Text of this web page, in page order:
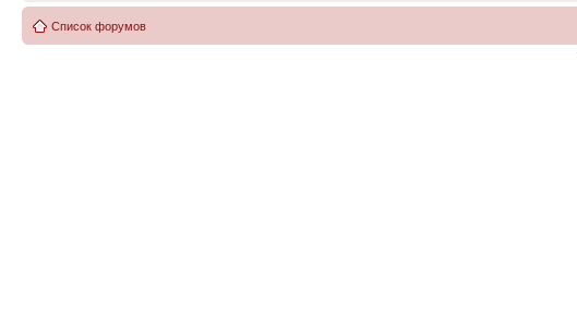
Список форумов